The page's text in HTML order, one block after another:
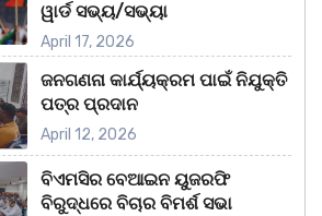
ୱାର୍ଡ ସଭ୍ୟ/ସଭ୍ୟା
April 17, 2026
ଜନଗଣନା କାର୍ଯ୍ୟକ୍ରମ ପାଇଁ ନିଯୁକ୍ତି
ପତ୍ର ପ୍ରଦାନ
April 12, 2026
ବିଏମସିର ବେଆଇନ ୟୁଜରଫି
ବିରୁଦ୍ଧରେ ବିଚାର ବିମର୍ଶ ସଭା